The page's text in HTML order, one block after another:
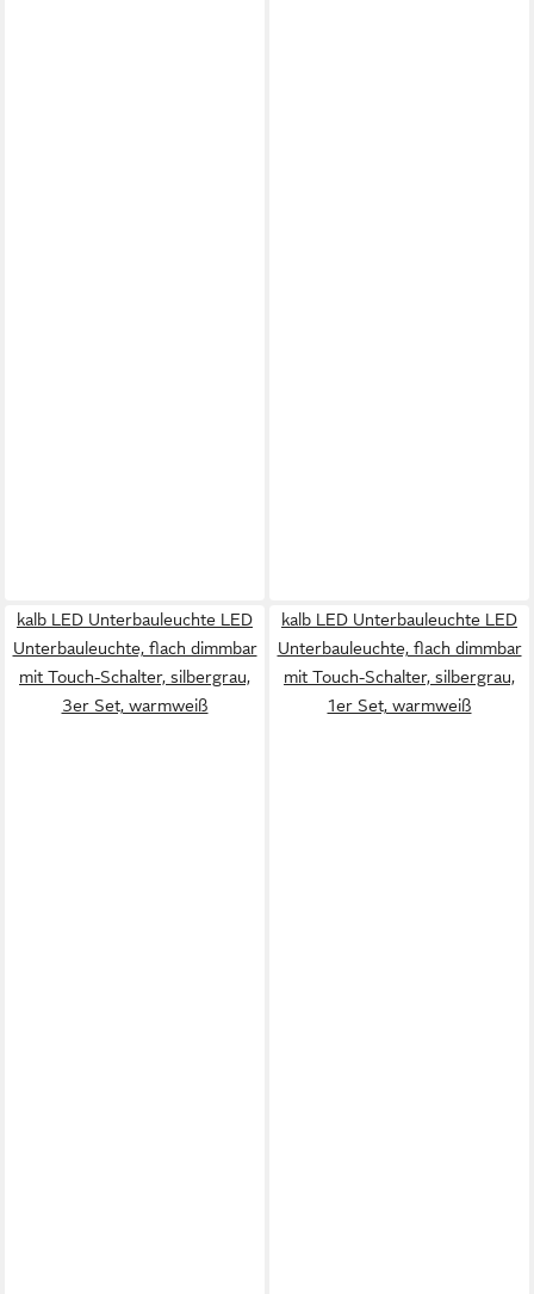
kalb LED Unterbauleuchte LED
Unterbauleuchte, flach dimmbar
mit Touch-Schalter, silbergrau,
3er Set, warmweiß
kalb LED Unterbauleuchte LED
Unterbauleuchte, flach dimmbar
mit Touch-Schalter, silbergrau,
1er Set, warmweiß